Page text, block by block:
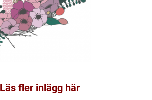
Läs fler inlägg här